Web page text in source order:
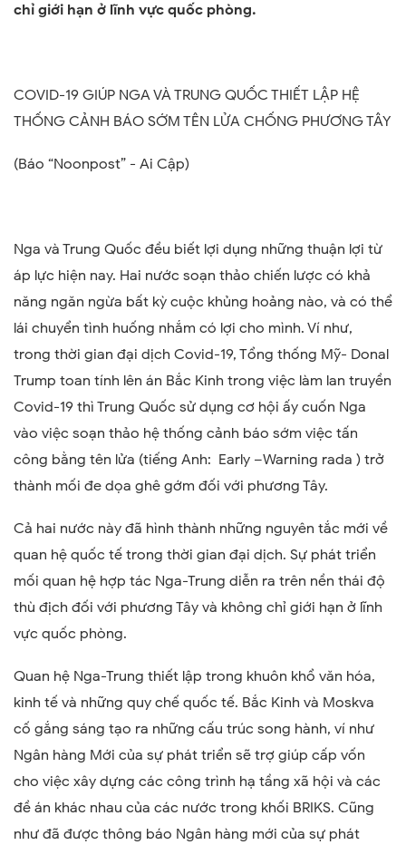
chỉ giới hạn ở lĩnh vực quốc phòng.
COVID-19 GIÚP NGA VÀ TRUNG QUỐC THIẾT LẬP HỆ
THỐNG CẢNH BÁO SỚM TÊN LỬA CHỐNG PHƯƠNG TÂY
(Báo “Noonpost” - Ai Cập)
Nga và Trung Quốc đều biết lợi dụng những thuận lợi từ
áp lực hiện nay. Hai nước soạn thảo chiến lược có khả
năng ngăn ngừa bất kỳ cuộc khủng hoảng nào, và có thể
lái chuyển tình huống nhắm có lợi cho mình. Ví như,
trong thời gian đại dịch Covid-19, Tổng thống Mỹ- Donal
Trump toan tính lên án Bắc Kinh trong việc làm lan truyền
Covid-19 thì Trung Quốc sử dụng cơ hội ấy cuốn Nga
vào việc soạn thảo hệ thống cảnh báo sớm việc tấn
công bằng tên lửa (tiếng Anh: Early –Warning rada ) trở
thành mối đe dọa ghê gớm đối với phương Tây.
Cả hai nước này đã hình thành những nguyên tắc mới về
quan hệ quốc tế trong thời gian đại dịch. Sự phát triển
mối quan hệ hợp tác Nga-Trung diễn ra trên nền thái độ
thù địch đối với phương Tây và không chỉ giới hạn ở lĩnh
vực quốc phòng.
Quan hệ Nga-Trung thiết lập trong khuôn khổ văn hóa,
kinh tế và những quy chế quốc tế. Bắc Kinh và Moskva
cố gắng sáng tạo ra những cấu trúc song hành, ví như
Ngân hàng Mới của sự phát triển sẽ trợ giúp cấp vốn
cho việc xây dựng các công trình hạ tầng xã hội và các
đề án khác nhau của các nước trong khối BRIKS. Cũng
như đã được thông báo Ngân hàng mới của sự phát